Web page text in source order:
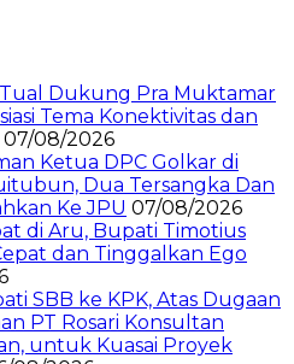
Dukung Pra Muktamar
Tema Konektivitas dan
07/08/2026
Ketua DPC Golkar di
Dua Tersangka Dan
Ke JPU 07/08/2026
di Aru, Bupati Timotius
dan Tinggalkan Ego
SBB ke KPK, Atas Dugaan
PT Rosari Konsultan
untuk Kuasai Proyek